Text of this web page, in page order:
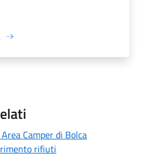
Camper di Bolca
rifiuti